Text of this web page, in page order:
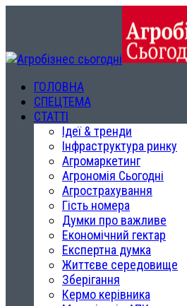
ГОЛОВНА
СПЕЦТЕМА
СТАТТІ
Ідеї & тренди
Інфраструктура ринку
Агромаркетинг
Агрономія Сьогодні
Агрострахування
Гість номера
Думки про важливе
Економічний гектар
Експертна думка
Життєве середовище
Зберігання
Кермо керівника